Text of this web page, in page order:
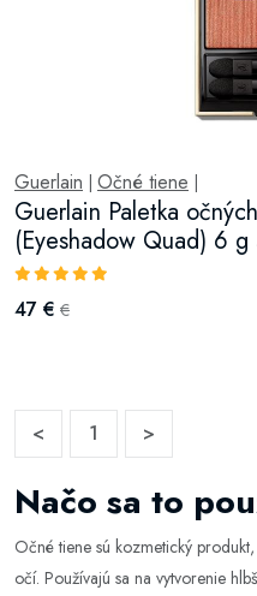
Guerlain Očné tiene
Guerlain Paletka
(Eyeshadow Quad) 6
47 € €
< 1 >
Načo sa to
Očné tiene sú kozmetický
očí. Používajú sa na vytvorenie